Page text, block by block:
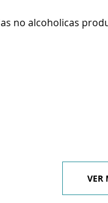
no alcoholicas
VER